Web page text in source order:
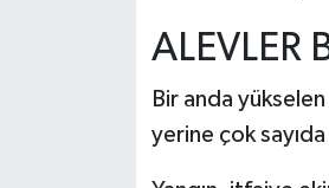
ALEVLER
Bir anda
yerine çok